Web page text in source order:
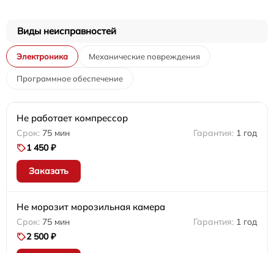
Виды неисправностей
Электроника Механические повреждения
Программное обеспечение
Не работает компрессор
75 мин
1 год
1 450 ₽
Заказать
Не морозит морозильная камера
75 мин
1 год
2 500 ₽